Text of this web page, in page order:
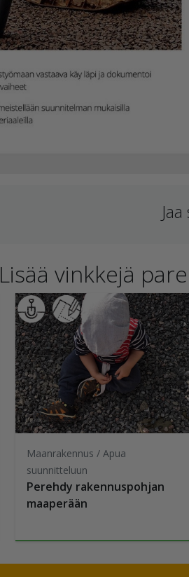
Lisää vinkkejä
Maanrakennus / Apua
suunnitteluun
Perehdy rakennuspohjan
maaperään